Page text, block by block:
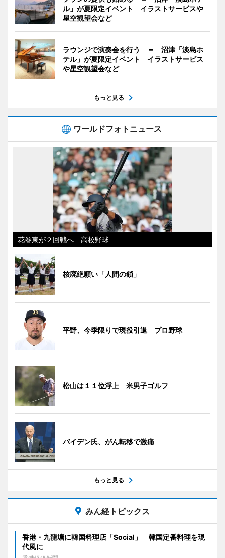
ル」が夏限定イベント イラストサービスや
星空観望会など
ラウンジで演奏会を行う ＝ 沼津「淡島ホ
テル」が夏限定イベント イラストサービス
や星空観望会など
もっと見る
ワールドフォトニュース
花巻東が２回戦へ 高校野球
核廃絶願い「人間の鎖」
平野、今季限りで現役引退 プロ野球
松山は１１位浮上 米男子ゴルフ
バイデン氏、がん転移で激痛
もっと見る
みん経トピックス
香港・九龍塘に韓国料理店「Social」 韓国定番料理を現
代風に